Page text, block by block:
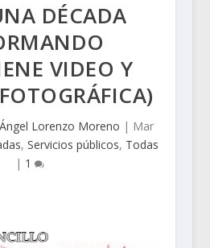
DÉCADA
VIDEO Y
Lorenzo Moreno | Mar
, Servicios públicos, Todas
| 1